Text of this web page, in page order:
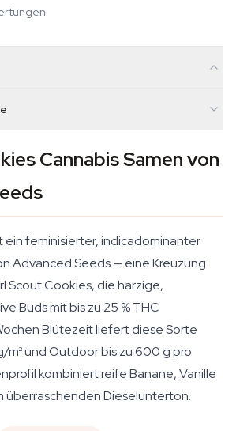
Cannabis Samen von
ein feminisierter, indicadominanter
Advanced Seeds — eine Kreuzung
Scout Cookies, die harzige,
Buds mit bis zu 25 % THC
Blütezeit liefert diese Sorte
m² und Outdoor bis zu 600 g pro
kombiniert reife Banane, Vanille
überraschenden Dieselunterton.